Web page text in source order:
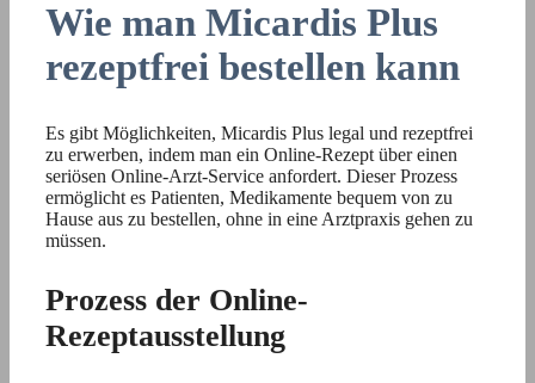
Wie man Micardis Plus
rezeptfrei bestellen kann
Es gibt Möglichkeiten, Micardis Plus legal und rezeptfrei
zu erwerben, indem man ein Online-Rezept über einen
seriösen Online-Arzt-Service anfordert. Dieser Prozess
ermöglicht es Patienten, Medikamente bequem von zu
Hause aus zu bestellen, ohne in eine Arztpraxis gehen zu
müssen.
Prozess der Online-
Rezeptausstellung